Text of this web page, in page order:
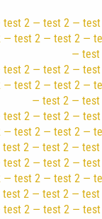
2 — test 2 —
test 2 — test 2
—
2 — test 2 —
test 2 — test 2
— test 2 —
2 — test 2 —
test 2 — test 2
2 — test 2 —
2 — test 2 —
test 2 — test 2
2 — test 2 —
2 — test 2 —